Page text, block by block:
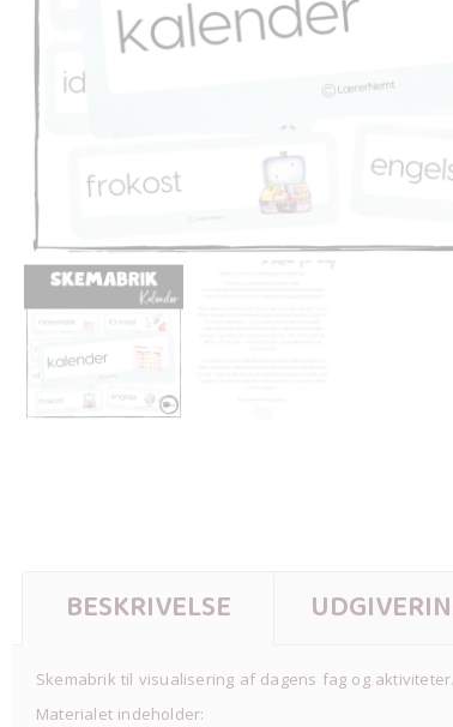
BESKRIVELSE
Skemabrik til visualisering af dagens fag og
Materialet indeholder: